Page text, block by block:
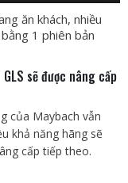
ăn khách, nhiều
1 phiên bản
sẽ được nâng cấp
của Maybach vẫn
khả năng hãng sẽ
cấp tiếp theo.